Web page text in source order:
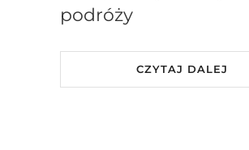
podróży
CZYTAJ DALEJ